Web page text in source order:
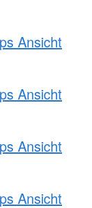
Ansicht
Ansicht
Ansicht
Ansicht